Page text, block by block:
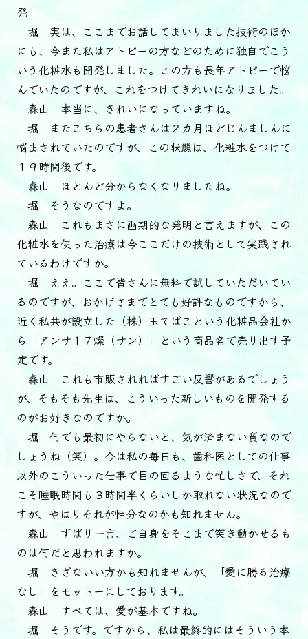
発
堀 実は、ここまでお話してまいりました技術のほか
にも、今また私はアトピーの方などのために独自でこう
いう化粧水も開発しました。この方も長年アトピーで悩
んでいたのですが、これをつけてきれいになりました。
森山 本当に、きれいになっていますね。
堀 またこちらの患者さんは２カ月ほどじんましんに
悩まされていたのですが、この状態は、化粧水をつけて
１９時間後です。
森山 ほとんど分からなくなりましたね。
堀 そうなのですよ。
森山 これもまさに画期的な発明と言えますが、この
化粧水を使った治療は今ここだけの技術として実践され
ているわけですか。
堀 ええ。ここで皆さんに無料で試していただいてい
るのですが、おかげさまでとても好評なものですから、
近く私共が設立した（株）玉てばこという化粧品会社か
ら「アンサ１７燦（サン）」という商品名で売り出す予
定です。
森山 これも市販されればすごい反響があるでしょう
が、そもそも先生は、こういった新しいものを開発する
のがお好きなのですか。
堀 何でも最初にやらないと、気が済まない質なので
しょうね（笑）。今は私の毎日も、歯科医としての仕事
以外のこういった仕事で目の回るような忙しさで、それ
こそ睡眠時間も３時間半くらいしか取れない状況なので
すが、やはりそれが性分なのかも知れません。
森山 ずばり一言、ご自身をそこまで突き動かせるも
のは何だと思われますか。
堀 きざないい方かも知れませんが、「愛に勝る治療
なし」をモットーにしております。
森山 すべては、愛が基本ですね。
堀 そうです。ですから、私は最終的にはそういう本